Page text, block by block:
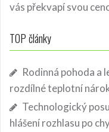
vás překvapí svou
TOP články
Rodinná pohoda a
rozdílné teplotní
Technologický
hlášení rozhlasu po